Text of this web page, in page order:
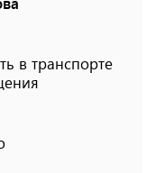
в транспорте